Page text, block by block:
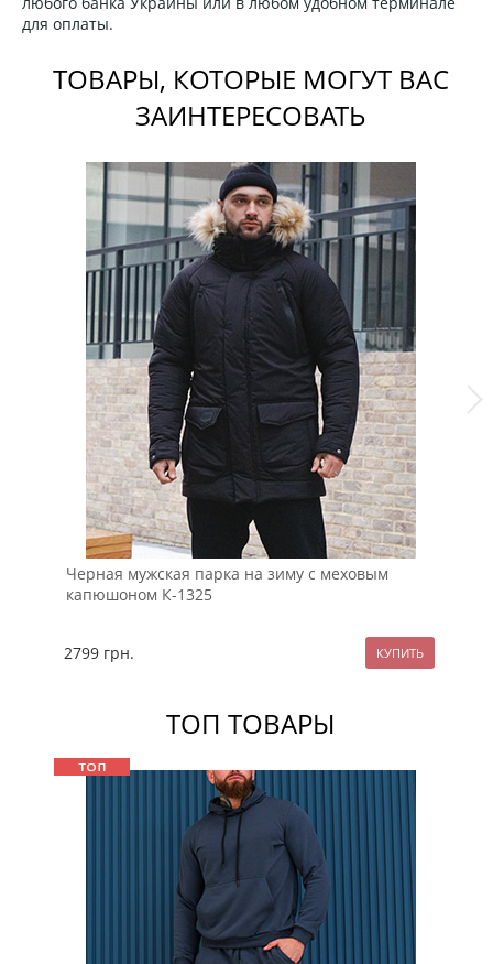
для оплаты.
ТОВАРЫ, КОТОРЫЕ МОГУТ ВАС
ЗАИНТЕРЕСОВАТЬ
Черная мужская парка на зиму с меховым
капюшоном К-1325
2799 грн.
ТОП ТОВАРЫ